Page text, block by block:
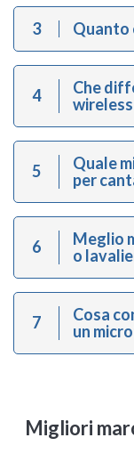
3 Quanto
4
Che
5
Quale
per
6
Meglio
o
7
Cosa
un
Migliori